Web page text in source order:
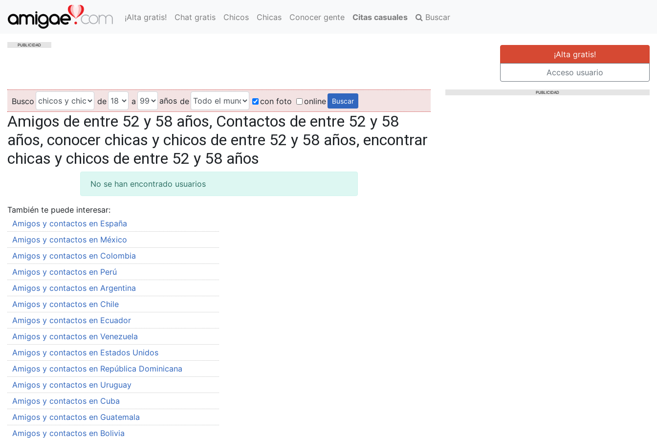
¡Alta gratis! Chat gratis Chicos Chicas Conocer gente Citas casuales Buscar
PUBLICIDAD
¡Alta gratis!
Acceso usuario
Busco de a años de con foto online
Amigos de entre 52 y 58 años, Contactos de entre 52 y 58
años, conocer chicas y chicos de entre 52 y 58 años, encontrar
chicas y chicos de entre 52 y 58 años
No se han encontrado usuarios
También te puede interesar:
Amigos y contactos en España
Amigos y contactos en México
Amigos y contactos en Colombia
Amigos y contactos en Perú
Amigos y contactos en Argentina
Amigos y contactos en Chile
Amigos y contactos en Ecuador
Amigos y contactos en Venezuela
Amigos y contactos en Estados Unidos
Amigos y contactos en República Dominicana
Amigos y contactos en Uruguay
Amigos y contactos en Cuba
Amigos y contactos en Guatemala
Amigos y contactos en Bolivia
PUBLICIDAD